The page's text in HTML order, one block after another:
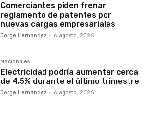
Comerciantes piden frenar
reglamento de patentes por
nuevas cargas empresariales
Jorge Hernandez - 6 agosto, 2026
Nacionales
Electricidad podría aumentar cerca
de 4,5% durante el último trimestre
Jorge Hernandez - 6 agosto, 2026